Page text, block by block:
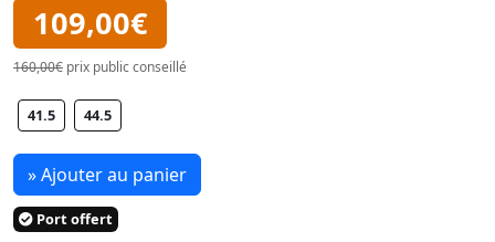
109,00€
160,00€ prix public conseillé
41.5 44.5
» Ajouter au panier
Port offert